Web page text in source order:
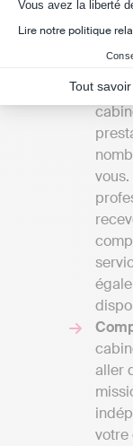
Vous avez la liberté
Lire notre politique
Tout savoir
au
aller
votre